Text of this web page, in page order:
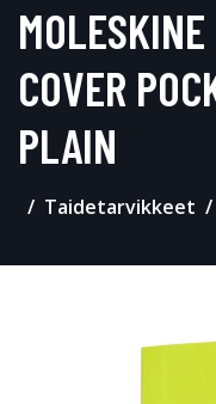
COVER
PLAIN
Taidetarvikkeet